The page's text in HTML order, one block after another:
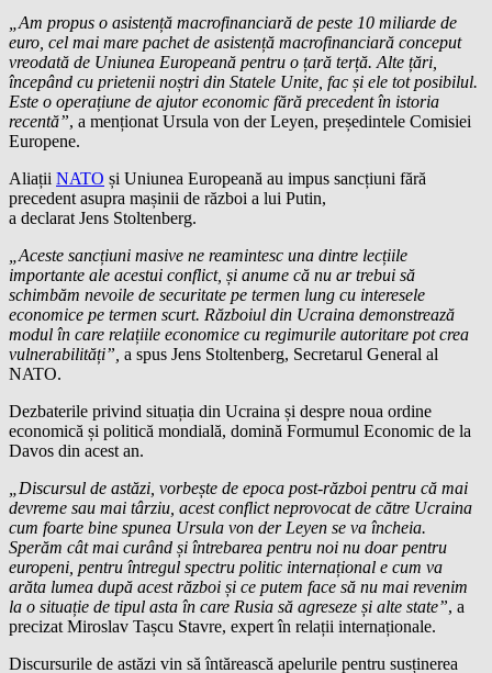
„Am propus o asistență macrofinanciară de peste 10 miliarde de
euro, cel mai mare pachet de asistență macrofinanciară conceput
vreodată de Uniunea Europeană pentru o țară terță. Alte țări,
începând cu prietenii noștri din Statele Unite, fac și ele tot posibilul.
Este o operațiune de ajutor economic fără precedent în istoria
recentă”, a menționat Ursula von der Leyen, președintele Comisiei
Europene.
Aliații NATO și Uniunea Europeană au impus sancțiuni fără
precedent asupra mașinii de război a lui Putin,
a declarat Jens Stoltenberg.
„Aceste sancțiuni masive ne reamintesc una dintre lecțiile
importante ale acestui conflict, și anume că nu ar trebui să
schimbăm nevoile de securitate pe termen lung cu interesele
economice pe termen scurt. Războiul din Ucraina demonstrează
modul în care relațiile economice cu regimurile autoritare pot crea
vulnerabilități”, a spus Jens Stoltenberg, Secretarul General al
NATO.
Dezbaterile privind situația din Ucraina și despre noua ordine
economică și politică mondială, domină Formumul Economic de la
Davos din acest an.
„Discursul de astăzi, vorbește de epoca post-război pentru că mai
devreme sau mai târziu, acest conflict neprovocat de către Ucraina
cum foarte bine spunea Ursula von der Leyen se va încheia.
Sperăm cât mai curând și întrebarea pentru noi nu doar pentru
europeni, pentru întregul spectru politic internațional e cum va
arăta lumea după acest război și ce putem face să nu mai revenim
la o situație de tipul asta în care Rusia să agreseze și alte state”, a
precizat Miroslav Tașcu Stavre, expert în relații internaționale.
Discursurile de astăzi vin să întărească apelurile pentru susținerea